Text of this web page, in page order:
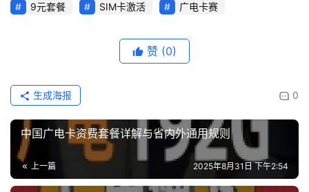
9元套餐 SIM卡激活 广电卡赛
赞 (0)
0
生成海报
中国广电卡资费套餐详解与省内外通用规则
上一篇 2025年8月31日 下午2:54